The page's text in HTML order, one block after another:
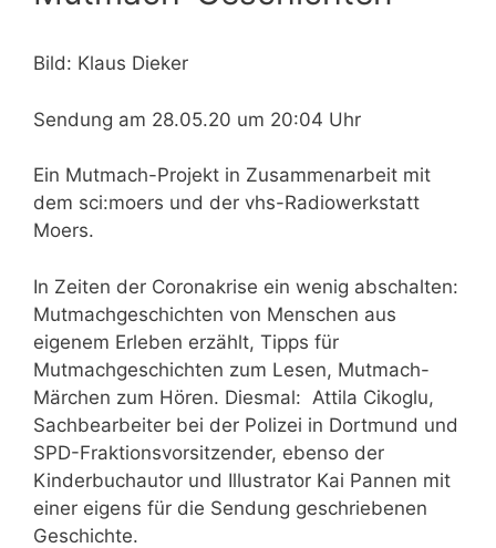
Bild: Klaus Dieker
Sendung am 28.05.20 um 20:04 Uhr
Ein Mutmach-Projekt in Zusammenarbeit mit
dem sci:moers und der vhs-Radiowerkstatt
Moers.
In Zeiten der Coronakrise ein wenig abschalten:
Mutmachgeschichten von Menschen aus
eigenem Erleben erzählt, Tipps für
Mutmachgeschichten zum Lesen, Mutmach-
Märchen zum Hören. Diesmal: Attila Cikoglu,
Sachbearbeiter bei der Polizei in Dortmund und
SPD-Fraktionsvorsitzender, ebenso der
Kinderbuchautor und Illustrator Kai Pannen mit
einer eigens für die Sendung geschriebenen
Geschichte.